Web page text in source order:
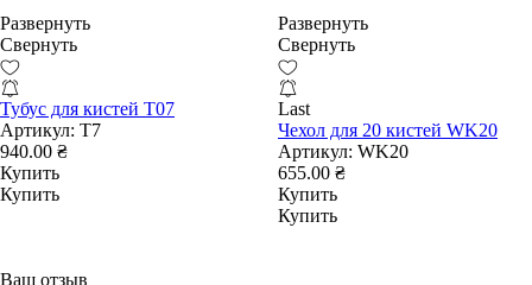
Развернуть
Свернуть
Тубус для кистей T07
Артикул: T7
940.00 ₴
Купить
Купить
Развернуть
Свернуть
Last
Чехол для 20 кистей WK20
Артикул: WK20
655.00 ₴
Купить
Купить
Ваш отзыв